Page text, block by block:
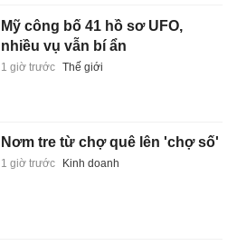
Mỹ công bố 41 hồ sơ UFO,
nhiều vụ vẫn bí ẩn
1 giờ trước Thế giới
Nơm tre từ chợ quê lên 'chợ số'
1 giờ trước Kinh doanh